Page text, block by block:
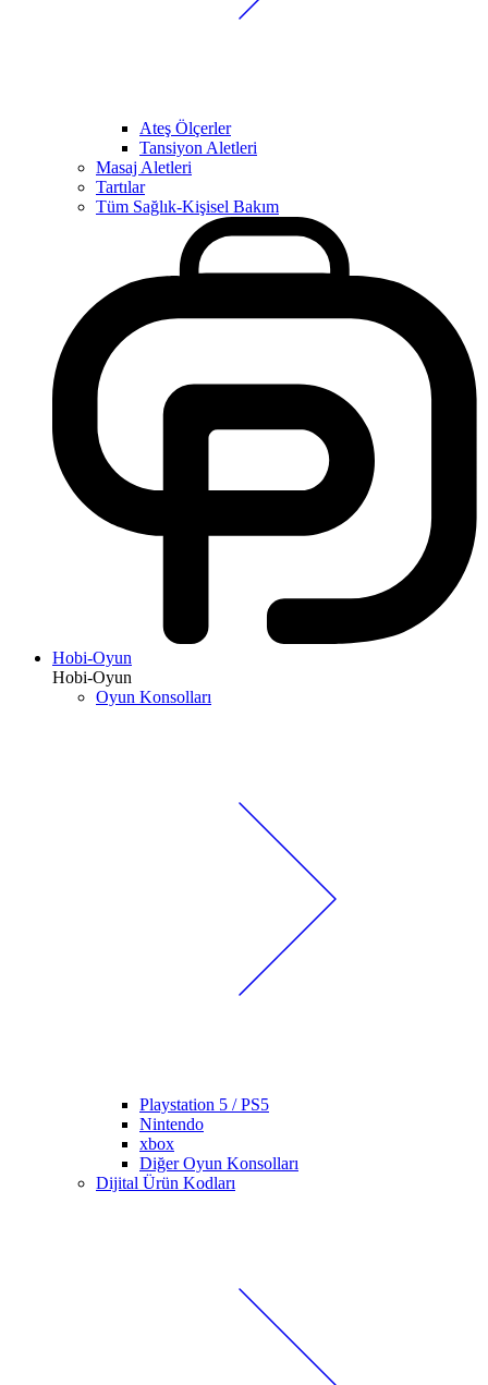
Ateş Ölçerler
Tansiyon Aletleri
Masaj Aletleri
Tartılar
Tüm Sağlık-Kişisel Bakım
Hobi-Oyun
Hobi-Oyun
Oyun Konsolları
Playstation 5 / PS5
Nintendo
xbox
Diğer Oyun Konsolları
Dijital Ürün Kodları